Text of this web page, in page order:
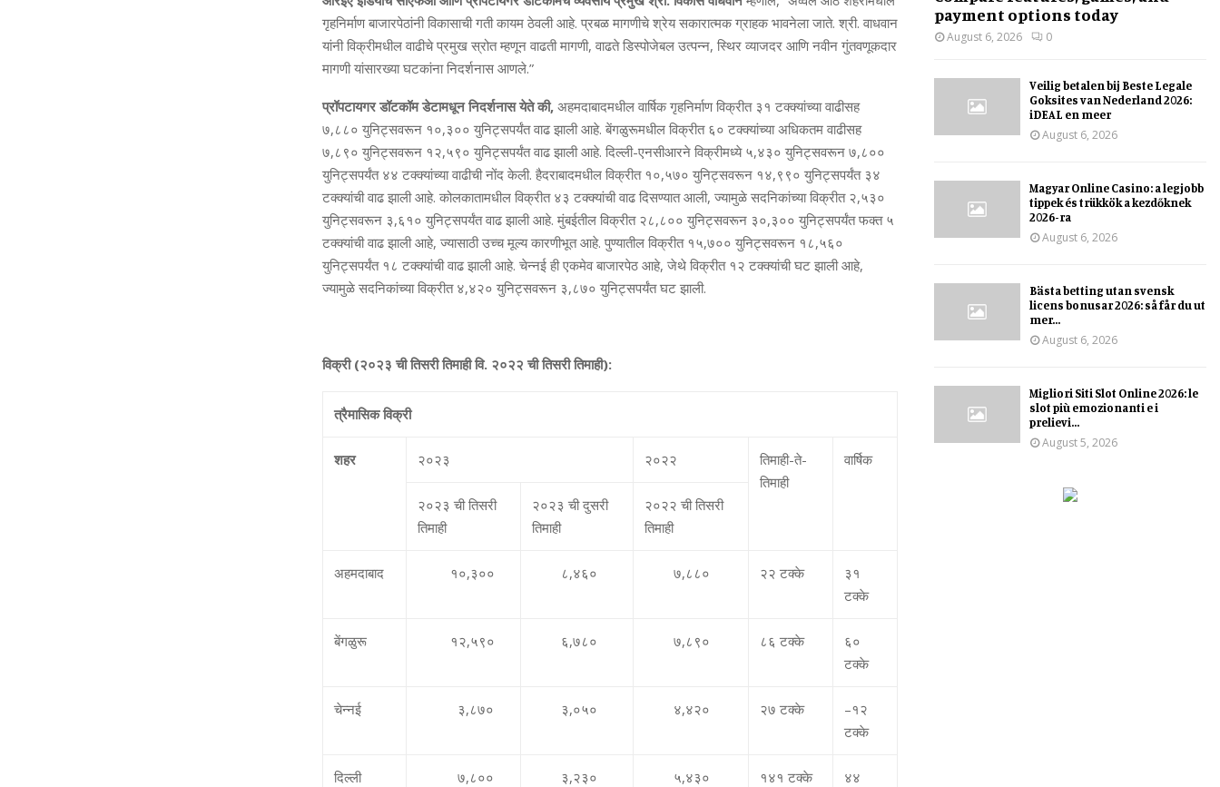
गृहनिर्माण बाजारपेठांनी विकासाची गती कायम ठेवली आहे. प्रबळ मागणीचे श्रेय सकारात्‍मक ग्राहक भावनेला जाते. श्री. वाधवान
यांनी विक्रीमधील वाढीचे प्रमुख स्रोत म्‍हणून वाढती मागणी, वाढते डिस्‍पोजेबल उत्‍पन्‍न, स्थिर व्‍याजदर आणि नवीन गुंतवणूकदार
मागणी यांसारख्‍या घटकांना निदर्शनास आणले.”
प्रॉपटायगर डॉटकॉम डेटामधून निदर्शनास येते की, अहमदाबादमधील वार्षिक गृहनिर्माण विक्रीत ३१ टक्‍क्‍यांच्‍या वाढीसह
७,८८० युनिट्सवरून १०,३०० युनिट्सपर्यंत वाढ झाली आहे. बेंगळुरूमधील विक्रीत ६० टक्‍क्‍यांच्‍या अधिकतम वाढीसह
७,८९० युनिट्सवरून १२,५९० युनिट्सपर्यंत वाढ झाली आहे. दिल्‍ली-एनसीआरने विक्रीमध्‍ये ५,४३० युनिट्सवरून ७,८००
युनिट्सपर्यंत ४४ टक्‍क्‍यांच्‍या वाढीची नोंद केली. हैदराबादमधील विक्रीत १०,५७० युनिट्सवरून १४,९९० युनिट्सपर्यंत ३४
टक्‍क्‍यांची वाढ झाली आहे. कोलकातामधील विक्रीत ४३ टक्‍क्‍यांची वाढ दिसण्‍यात आली, ज्‍यामुळे सदनिकांच्‍या विक्रीत २,५३०
युनिट्सवरून ३,६१० युनिट्सपर्यंत वाढ झाली आहे. मुंबईतील विक्रीत २८,८०० युनिट्सवरून ३०,३०० युनिट्सपर्यंत फक्‍त ५
टक्‍क्‍यांची वाढ झाली आहे, ज्‍यासाठी उच्‍च मूल्‍य कारणीभूत आहे. पुण्‍यातील विक्रीत १५,७०० युनिट्सवरून १८,५६०
युनिट्सपर्यंत १८ टक्‍क्‍यांची वाढ झाली आहे. चेन्‍नई ही एकमेव बाजारपेठ आहे, जेथे विक्रीत १२ टक्‍क्‍यांची घट झाली आहे,
ज्‍यामुळे सदनिकांच्‍या विक्रीत ४,४२० युनिट्सवरून ३,८७० युनिट्सपर्यंत घट झाली.
विक्री (२०२३ ची तिसरी तिमाही वि. २०२२ ची तिसरी तिमाही):
त्रैमासिक विक्री
शहर २०२३ २०२२
तिमाही-ते-
तिमाही
वार्षिक
२०२३ ची तिसरी
तिमाही
२०२३ ची दुसरी
तिमाही
२०२२ ची तिसरी
तिमाही
अहमदाबाद १०,३०० ८,४६० ७,८८० २२ टक्‍के
३१
टक्‍के
बेंगळुरू १२,५९० ६,७८० ७,८९० ८६ टक्‍के
६०
टक्‍के
चेन्‍नई ३,८७० ३,०५० ४,४२० २७ टक्‍के –१२
टक्‍के
दिल्‍ली
७,८०० ३,२३० ५,४३० १४१ टक्‍के
४४
payment options today
August 6, 2026 0
Veilig betalen bij Beste Legale
Goksites van Nederland 2026:
iDEAL en meer
August 6, 2026
Magyar Online Casino: a legjobb
tippek és trükkök a kezdőknek
2026-ra
August 6, 2026
Bästa betting utan svensk
licens bonusar 2026: så får du ut
mer...
August 6, 2026
Migliori Siti Slot Online 2026: le
slot più emozionanti e i
prelievi...
August 5, 2026